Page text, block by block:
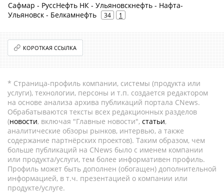
Сафмар - РуссНефть НК - Ульяновскнефть - Нафта-
Ульяновск - Белкамнефть
34 1
КОРОТКАЯ ССЫЛКА
* Страница-профиль компании, системы (продукта или
услуги), технологии, персоны и т.п. создается редактором
на основе анализа архива публикаций портала CNews.
Обрабатываются тексты всех редакционных разделов
(новости, включая "Главные новости", статьи,
аналитические обзоры рынков, интервью, а также
содержание партнёрских проектов). Таким образом, чем
больше публикаций на CNews было с именем компании
или продукта/услуги, тем более информативен профиль.
Профиль может быть дополнен (обогащен) дополнительной
информацией, в т.ч. презентацией о компании или
продукте/услуге.